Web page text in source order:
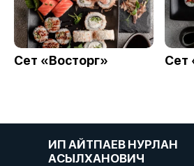
Сет «Восторг» Сет
ИП АЙТПАЕВ НУРЛАН
АСЫЛХАНОВИЧ